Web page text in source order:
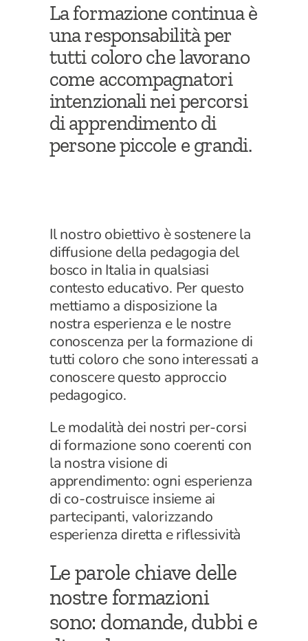
La formazione continua è
una responsabilità per
tutti coloro che lavorano
come accompagnatori
intenzionali nei percorsi
di apprendimento di
persone piccole e grandi.
Il nostro obiettivo è sostenere la
diffusione della pedagogia del
bosco in Italia in qualsiasi
contesto educativo. Per questo
mettiamo a disposizione la
nostra esperienza e le nostre
conoscenza per la formazione di
tutti coloro che sono interessati a
conoscere questo approccio
pedagogico.
Le modalità dei nostri per-corsi
di formazione sono coerenti con
la nostra visione di
apprendimento: ogni esperienza
di co-costruisce insieme ai
partecipanti, valorizzando
esperienza diretta e riflessività
Le parole chiave delle
nostre formazioni
sono: domande, dubbi e